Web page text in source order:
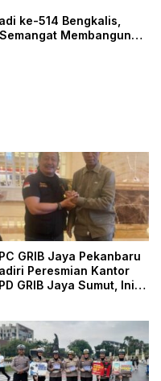
ke-514 Bengkalis,
Membangun
GRIB Jaya Pekanbaru
Peresmian Kantor
GRIB Jaya Sumut, Ini